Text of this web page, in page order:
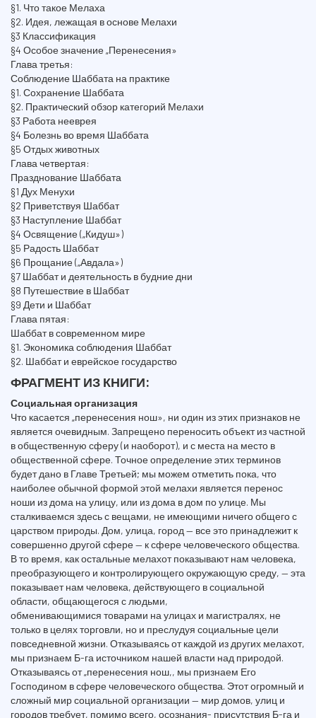
§1. Что такое Мелаха
§2. Идея, лежащая в основе Мелахи
§3 Классификация
§4 Особое значение „Перенесения»
Глава третья:
Соблюдение Шаббата на практике
§1. Сохранение Шаббата
§2. Практический обзор категорий Мелахи
§3 Работа нееврея
§4 Болезнь во время Шаббата
§5 Отдых животных
Глава четвертая:
Празднование Шаббата
§1 Дух Менухи
§2 Приветствуя Шаббат
§3 Наступление Шаббат
§4 Освящение („Кидуш»)
§5 Радость Шаббат
§6 Прощание („Авдала»)
§7 Шаббат и деятельность в будние дни
§8 Путешествие в Шаббат
§9 Дети и Шаббат
Глава пятая:
Шаббат в современном мире
§1. Экономика соблюдения Шаббат
§2. Шаббат и еврейское государство
ФРАГМЕНТ ИЗ КНИГИ:
Социальная организация
Что касается „перенесения нош», ни один из этих признаков не
является очевидным. Запрещено переносить объект из частной
в общественную сферу (и наоборот), и с места на место в
общественной сфере. Точное определение этих терминов
будет дано в Главе Третьей; мы можем отметить пока, что
наиболее обычной формой этой мелахи является перенос
ноши из дома на улицу, или из дома в дом по улице. Мы
сталкиваемся здесь с вещами, не имеющими ничего общего с
царством природы. Дом, улица, город — все это принадлежит к
совершенно другой сфере — к сфере человеческого общества.
В то время, как остальные мелахот показывают нам человека,
преобразующего и контролирующего окружающую среду, — эта
показывает нам человека, действующего в социальной
области, общающегося с людьми,
обменивающимися товарами на улицах и магистралях, не
только в целях торговли, но и преслудуя социальные цели
повседневной жизни. Отказываясь от каждой из других мелахот,
мы признаем Б-га источником нашей власти над природой.
Отказываясь от „перенесения нош,, мы признаем Его
Господином в сфере человеческого общества. Этот огромный и
сложный мир социальной организации — мир домов, улиц и
городов требует, помимо всего, осознания- присутствия Б-га и